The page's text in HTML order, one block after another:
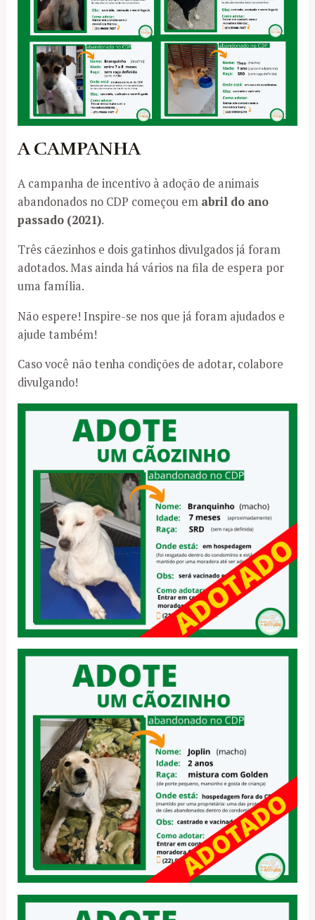
A CAMPANHA
A campanha de incentivo à adoção de animais
abandonados no CDP começou em abril do ano
passado (2021).
Três cãezinhos e dois gatinhos divulgados já foram
adotados. Mas ainda há vários na fila de espera por
uma família.
Não espere! Inspire-se nos que já foram ajudados e
ajude também!
Caso você não tenha condições de adotar, colabore
divulgando!